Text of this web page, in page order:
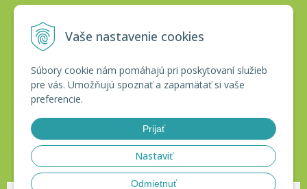
Vaše nastavenie cookies
Súbory cookie nám pomáhajú pri poskytovaní služieb
pre vás. Umožňujú spoznať a zapamätať si vaše
preferencie.
Prijať
Nastaviť
Odmietnuť
Reklamačný poriadok
CERTIFIKÁTY